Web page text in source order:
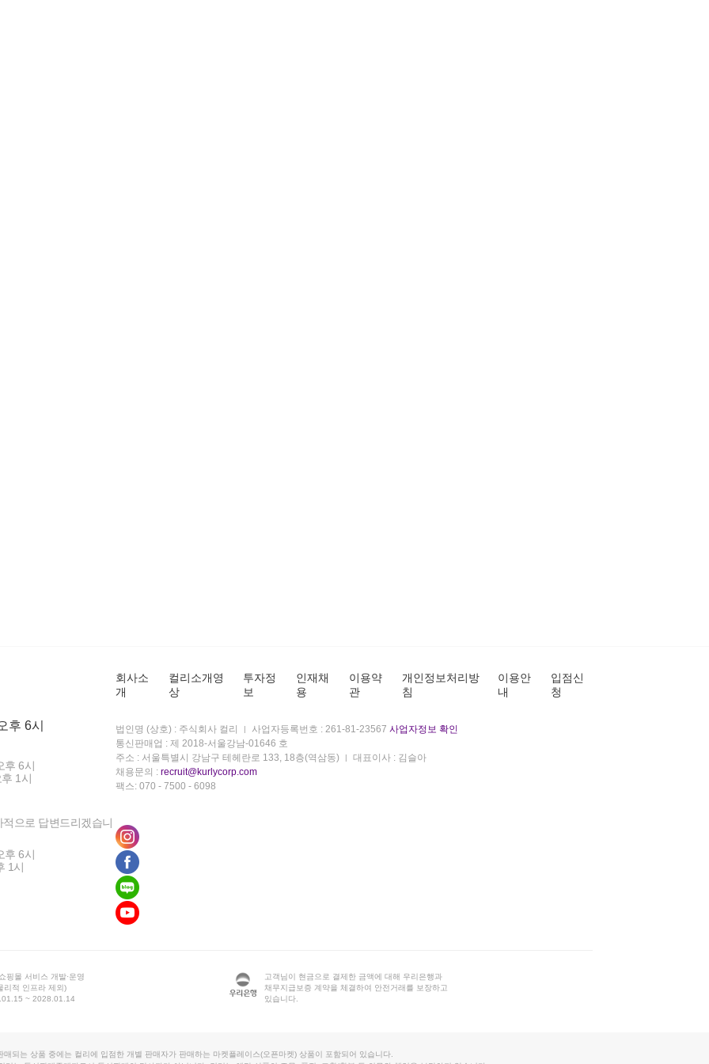
후 6시
후 6시
1시
으로 답변드리겠습니
후 6시
1시
회사소
개
컬리소개영
상
투자정
보
인재채
용
이용약
관
개인정보처리방
침
이용안
내
입점신
청
법인명 (상호) : 주식회사 컬리 사업자등록번호 : 261-81-23567 사업자정보 확인
통신판매업 : 제 2018-서울강남-01646 호
주소 : 서울특별시 강남구 테헤란로 133, 18층(역삼동)
대표이사 : 김슬아
채용문의 : recruit@kurlycorp.com
팩스: 070 - 7500 - 6098
핑몰 서비스 개발·운영
리적 인프라 제외)
~ 2028.01.14
고객님이 현금으로 결제한 금액에 대해 우리은행과
채무지급보증 계약을 체결하여 안전거래를 보장하고
있습니다.
매되는 상품 중에는 컬리에 입점한 개별 판매자가 판매하는 마켓플레이스(오픈마켓) 상품이 포함되어 있습니다.